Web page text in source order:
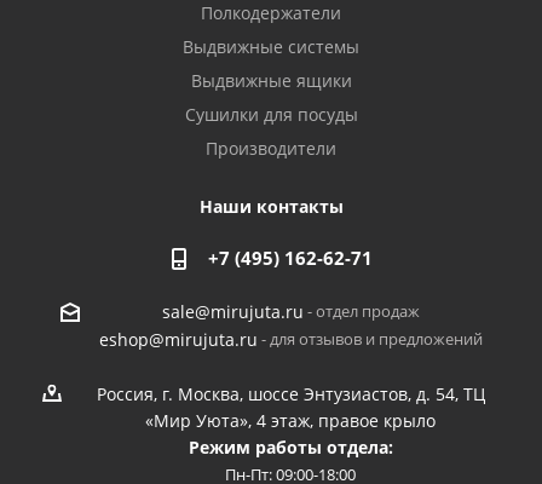
Полкодержатели
Выдвижные системы
Выдвижные ящики
Сушилки для посуды
Производители
Наши контакты
+7 (495) 162-62-71
sale@mirujuta.ru - отдел продаж
eshop@mirujuta.ru - для отзывов и предложений
Россия, г. Москва, шоссе Энтузиастов, д. 54, ТЦ
«Мир Уюта», 4 этаж, правое крыло
Режим работы отдела:
Пн-Пт: 09:00-18:00